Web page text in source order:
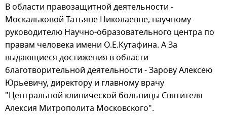
В области правозащитной деятельности -
Москальковой Татьяне Николаевне, научному
руководителю Научно-образовательного центра по
правам человека имени О.Е.Кутафина. А За
выдающиеся достижения в области
благотворительной деятельности - Зарову Алексею
Юрьевичу, директору и главному врачу
"Центральной клинической больницы Святителя
Алексия Митрополита Московского".